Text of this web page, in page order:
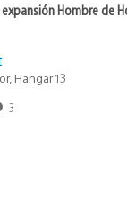
Hombre de
Hangar 13
3